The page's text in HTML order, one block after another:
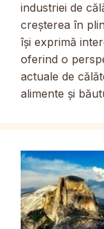
industriei de
creșterea în
își exprimă
oferind o
actuale de
alimente și